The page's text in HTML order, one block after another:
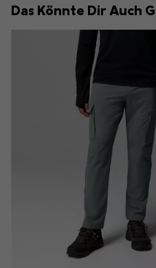
Das Könnte Dir Auch